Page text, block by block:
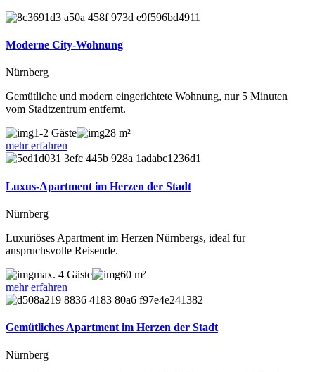
Moderne City-Wohnung
Nürnberg
Gemütliche und modern eingerichtete Wohnung, nur 5 Minuten
vom Stadtzentrum entfernt.
1-2 Gäste
28 m²
mehr erfahren
Luxus-Apartment im Herzen der Stadt
Nürnberg
Luxuriöses Apartment im Herzen Nürnbergs, ideal für
anspruchsvolle Reisende.
max. 4 Gäste
60 m²
mehr erfahren
Gemütliches Apartment im Herzen der Stadt
Nürnberg